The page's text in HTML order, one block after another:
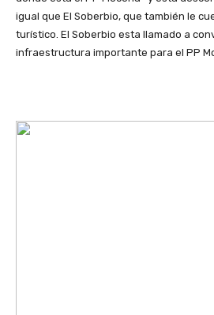
igual que El Soberbio, que también le
turístico. El Soberbio esta llamado a
infraestructura importante para el PP